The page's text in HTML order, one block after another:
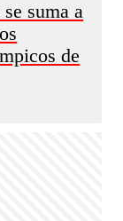
suma a
de